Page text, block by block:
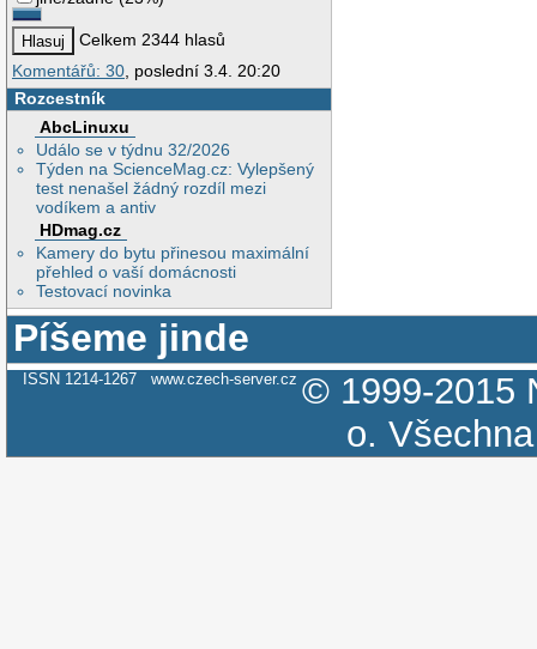
Celkem 2344 hlasů
Komentářů: 30 , poslední 3.4. 20:20
Rozcestník
AbcLinuxu
Událo se v týdnu 32/2026
Týden na ScienceMag.cz: Vylepšený
test nenašel žádný rozdíl mezi
vodíkem a antiv
HDmag.cz
Kamery do bytu přinesou maximální
přehled o vaší domácnosti
Testovací novinka
Píšeme jinde
ISSN 1214-1267 www.czech-server.cz © 1999-2015
o.